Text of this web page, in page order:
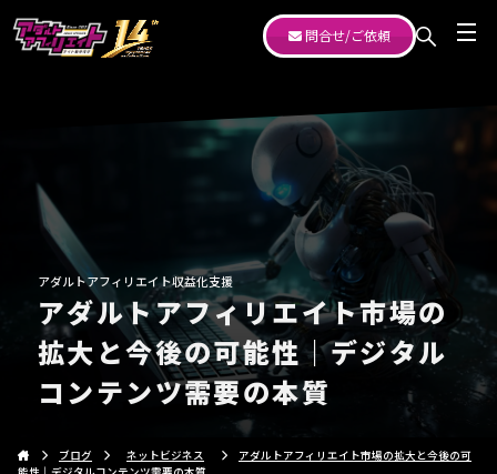
問合せ/ご依頼
ブログ ネットビジネス
アダルトアフィリエイト市場の拡大と今後の可
アダルトアフィリエイト収益化支援
アダルトアフィリエイト市場の
拡大と今後の可能性｜デジタル
コンテンツ需要の本質